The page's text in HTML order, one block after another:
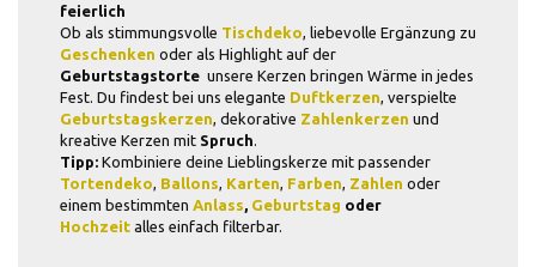
feierlich
Ob als stimmungsvolle Tischdeko, liebevolle Ergänzung zu
Geschenken oder als Highlight auf der
Geburtstagstorte  unsere Kerzen bringen Wärme in jedes
Fest. Du findest bei uns elegante Duftkerzen, verspielte
Geburtstagskerzen, dekorative Zahlenkerzen und
kreative Kerzen mit Spruch.
Tipp: Kombiniere deine Lieblingskerze mit passender
Tortendeko, Ballons, Karten, Farben, Zahlen oder
einem bestimmten Anlass, Geburtstag oder
Hochzeit alles einfach filterbar.